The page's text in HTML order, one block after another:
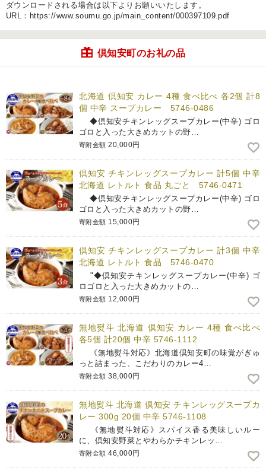
ダウンロードされる場合は以下よりお願いいたします。
URL：https://www.soumu.go.jp/main_content/000397109.pdf
倶知安町のお礼の品
北海道 倶知安 カレー 4種 食べ比べ 各2個 計8
個 中辛 スープカレー 5746-0486
◆倶知安チキンレッグスープカレー(中辛) ゴロ
ゴロと入った大きめカットの野…
寄附金額 20,000円
倶知安 チキンレッグスープカレー 計5個 中辛
北海道 レトルト 食品 丸ごと 5746-0471
◆倶知安チキンレッグスープカレー(中辛) ゴロ
ゴロと入った大きめカットの野…
寄附金額 15,000円
倶知安 チキンレッグスープカレー 計3個 中辛
北海道 レトルト 食品 5746-0470
"◆倶知安チキンレッグスープカレー(中辛) ゴ
ロゴロと入った大きめカットの…
寄附金額 12,000円
無地熨斗 北海道 倶知安 カレー 4種 食べ比べ
各5個 計20個 中辛 5746-1112
《無地熨斗対応》北海道倶知安町の味覚がぎゅ
っと詰まった、こだわりのカレー4…
寄附金額 38,000円
無地熨斗 北海道 倶知安 チキンレッグスープカ
レー 300g 20個 中辛 5746-1108
《無地熨斗対応》スパイス香る美味しいルー
に、倶知安野菜とやわらかチキンレッ…
寄附金額 46,000円